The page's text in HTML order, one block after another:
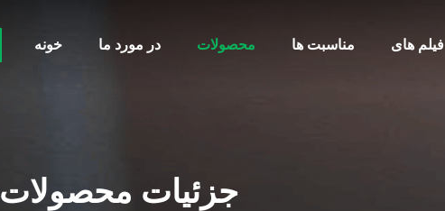
خونه در مورد ما محصولات مناسبت ها فیلم های
جزئیات محصولات